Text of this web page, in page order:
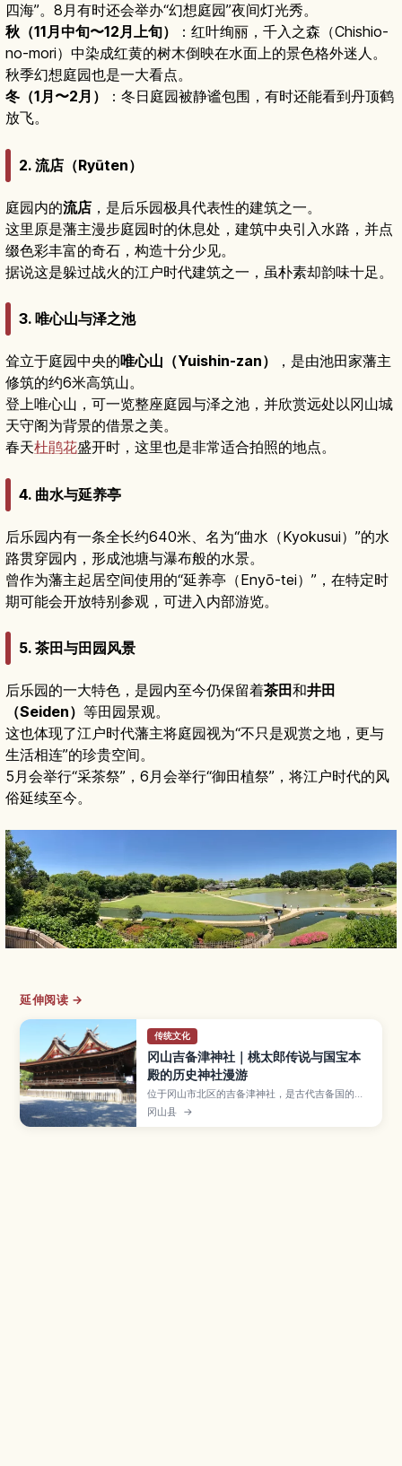
四海”。8月有时还会举办“幻想庭园”夜间灯光秀。
秋（11月中旬〜12月上旬）
：红叶绚丽，千入之森（Chishio-
no-mori）中染成红黄的树木倒映在水面上的景色格外迷人。
秋季幻想庭园也是一大看点。
冬（1月〜2月）
：冬日庭园被静谧包围，有时还能看到丹顶鹤
放飞。
2. 流店（Ryūten）
庭园内的流店 ，是后乐园极具代表性的建筑之一。
这里原是藩主漫步庭园时的休息处，建筑中央引入水路，并点
缀色彩丰富的奇石，构造十分少见。
据说这是躲过战火的江户时代建筑之一，虽朴素却韵味十足。
3. 唯心山与泽之池
耸立于庭园中央的唯心山（Yuishin-zan）
，是由池田家藩主
修筑的约6米高筑山。
登上唯心山，可一览整座庭园与泽之池，并欣赏远处以冈山城
天守阁为背景的借景之美。
春天杜鹃花盛开时，这里也是非常适合拍照的地点。
4. 曲水与延养亭
后乐园内有一条全长约640米、名为“曲水（Kyokusui）”的水
路贯穿园内，形成池塘与瀑布般的水景。
曾作为藩主起居空间使用的“延养亭（Enyō-tei）”，在特定时
期可能会开放特别参观，可进入内部游览。
5. 茶田与田园风景
后乐园的一大特色，是园内至今仍保留着茶田和井田
（Seiden） 等田园景观。
这也体现了江户时代藩主将庭园视为“不只是观赏之地，更与
生活相连”的珍贵空间。
5月会举行“采茶祭”，6月会举行“御田植祭”，将江户时代的风
俗延续至今。
延伸阅读 →
传统文化
冈山吉备津神社｜桃太郎传说与国宝本
殿的历史神社漫游
位于冈山市北区的吉备津神社，是古代吉备国的一
之宫，也被视为桃太郎讨伐鬼怪传说的发祥地。文
章将介绍采用独特“比翼入母屋造”构造并被指定为
冈山县 →